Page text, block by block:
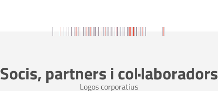
Socis, partners i col·laboradors
Logos corporatius